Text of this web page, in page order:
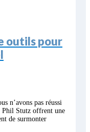
outils pour
n’avons pas réussi
Phil Stutz offrent une
de surmonter